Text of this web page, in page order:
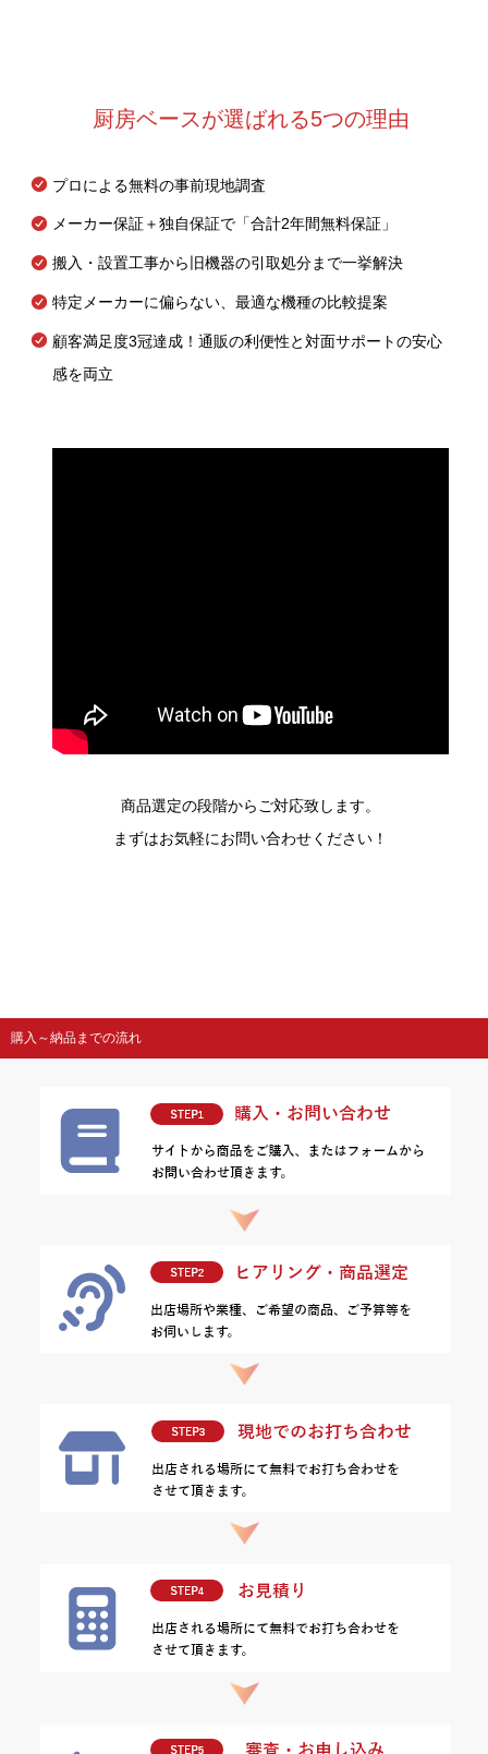
厨房ベースが選ばれる5つの理由
プロによる無料の事前現地調査
メーカー保証＋独自保証で「合計2年間無料保証」
搬入・設置工事から旧機器の引取処分まで一挙解決
特定メーカーに偏らない、最適な機種の比較提案
顧客満足度3冠達成！通販の利便性と対面サポートの安心
感を両立
商品選定の段階からご対応致します。
まずはお気軽にお問い合わせください！
購入～納品までの流れ